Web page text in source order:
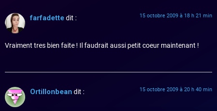
farfadette dit : 15 octobre 2009 à 18 h 21 min
Vraiment tres bien faite ! Il faudrait aussi petit coeur maintenant !
Ortillonbean dit : 15 octobre 2009 à 20 h 40 min